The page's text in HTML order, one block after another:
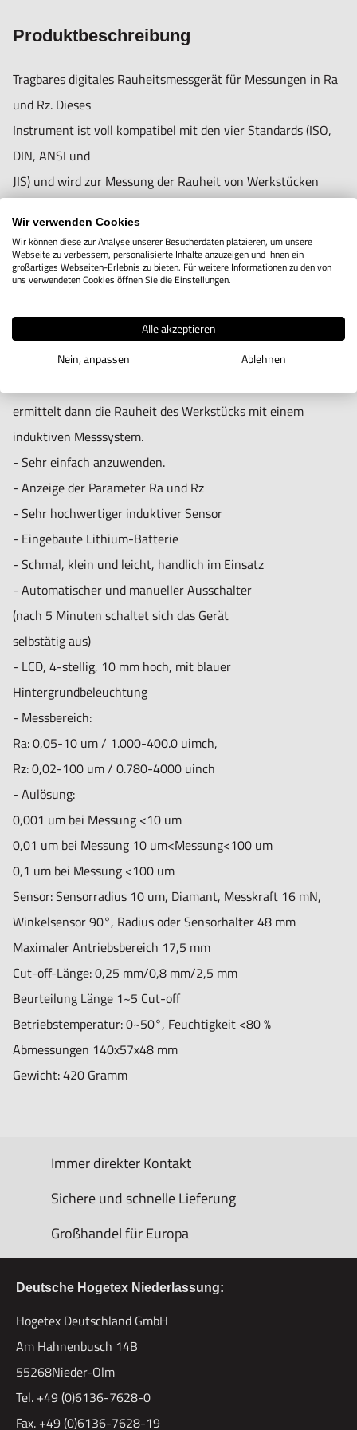
- Schmal, klein und leicht, handlich im Einsatz
(nach 5 Minuten schaltet sich das Gerät
selbstätig aus)
- LCD, 4-stellig, 10 mm hoch, mit blauer
Hintergrundbeleuchtung
- Messbereich:
Ra: 0,05-10 um / 1.000-400.0 uimch,
Rz: 0,02-100 um / 0.780-4000 uinch
- Aulösung:
0,01 um bei Messung 10 um<Messung<100 um
0,1 um bei Messung <100 um
Sensor: Sensorradius 10 um, Diamant, Messkraft 16 mN,
Winkelsensor 90°, Radius oder Sensorhalter 48 mm
Maximaler Antriebsbereich 17,5 mm
Cut-off-Länge: 0,25 mm/0,8 mm/2,5 mm
Beurteilung Länge 1~5 Cut-off
Betriebstemperatur: 0~50°, Feuchtigkeit <80 %
Abmessungen 140x57x48 mm
Gewicht: 420 Gramm
Produktbeschreibung
Tragbares digitales Rauheitsmessgerät für Messungen in Ra
und Rz. Dieses
Instrument ist voll kompatibel mit den vier Standards (ISO,
DIN, ANSI und
JIS) und wird zur Messung der Rauheit von Werkstücken
Produktion verwendet. Außerdem kann dieses Rauheits-
Messgerät im
Messraum eingesetzt werden.
automatisierten Antrieb über die Oberläche des Werkstücks.
ermittelt dann die Rauheit des Werkstücks mit einem
induktiven Messsystem.
- Sehr einfach anzuwenden.
- Anzeige der Parameter Ra und Rz
- Sehr hochwertiger induktiver Sensor
- Eingebaute Lithium-Batterie
- Schmal, klein und leicht, handlich im Einsatz
- Automatischer und manueller Ausschalter
(nach 5 Minuten schaltet sich das Gerät
selbstätig aus)
- LCD, 4-stellig, 10 mm hoch, mit blauer
Hintergrundbeleuchtung
- Messbereich:
Ra: 0,05-10 um / 1.000-400.0 uimch,
Rz: 0,02-100 um / 0.780-4000 uinch
- Aulösung:
0,001 um bei Messung <10 um
0,01 um bei Messung 10 um<Messung<100 um
0,1 um bei Messung <100 um
Sensor: Sensorradius 10 um, Diamant, Messkraft 16 mN,
Winkelsensor 90°, Radius oder Sensorhalter 48 mm
Maximaler Antriebsbereich 17,5 mm
Cut-off-Länge: 0,25 mm/0,8 mm/2,5 mm
Beurteilung Länge 1~5 Cut-off
Betriebstemperatur: 0~50°, Feuchtigkeit <80 %
Abmessungen 140x57x48 mm
Gewicht: 420 Gramm
Immer direkter Kontakt
Sichere und schnelle Lieferung
Großhandel für Europa
Deutsche Hogetex Niederlassung:
Hogetex Deutschland GmbH
Am Hahnenbusch 14B
55268Nieder-Olm
Tel. +49 (0)6136-7628-0
Fax. +49 (0)6136-7628-19
Wir verwenden Cookies
Wir können diese zur Analyse unserer Besucherdaten platzieren, um unsere
Webseite zu verbessern, personalisierte Inhalte anzuzeigen und Ihnen ein
großartiges Webseiten-Erlebnis zu bieten. Für weitere Informationen zu den von
uns verwendeten Cookies öffnen Sie die Einstellungen.
Alle akzeptieren
Nein, anpassen
Ablehnen